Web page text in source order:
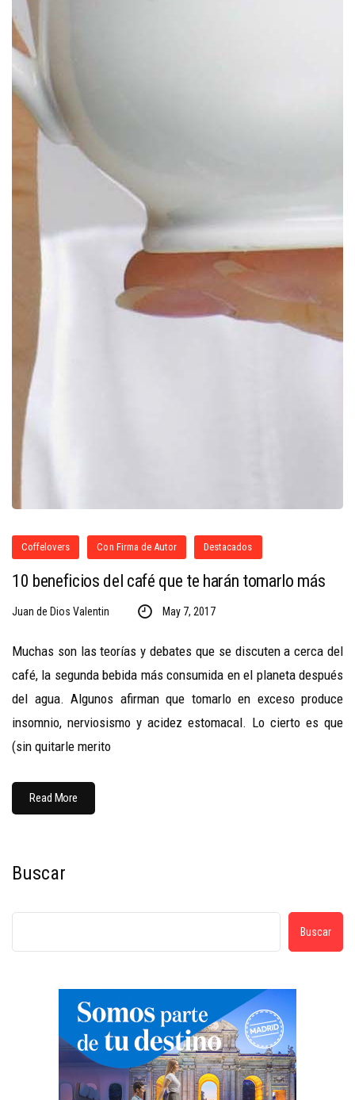
Coffelovers Con Firma de Autor Destacados
10 beneficios del café que te harán tomarlo más
Juan de Dios Valentin May 7, 2017
Muchas son las teorías y debates que se discuten a cerca del
café, la segunda bebida más consumida en el planeta después
del agua. Algunos afirman que tomarlo en exceso produce
insomnio, nerviosismo y acidez estomacal. Lo cierto es que
(sin quitarle merito
Read More
Buscar
Buscar